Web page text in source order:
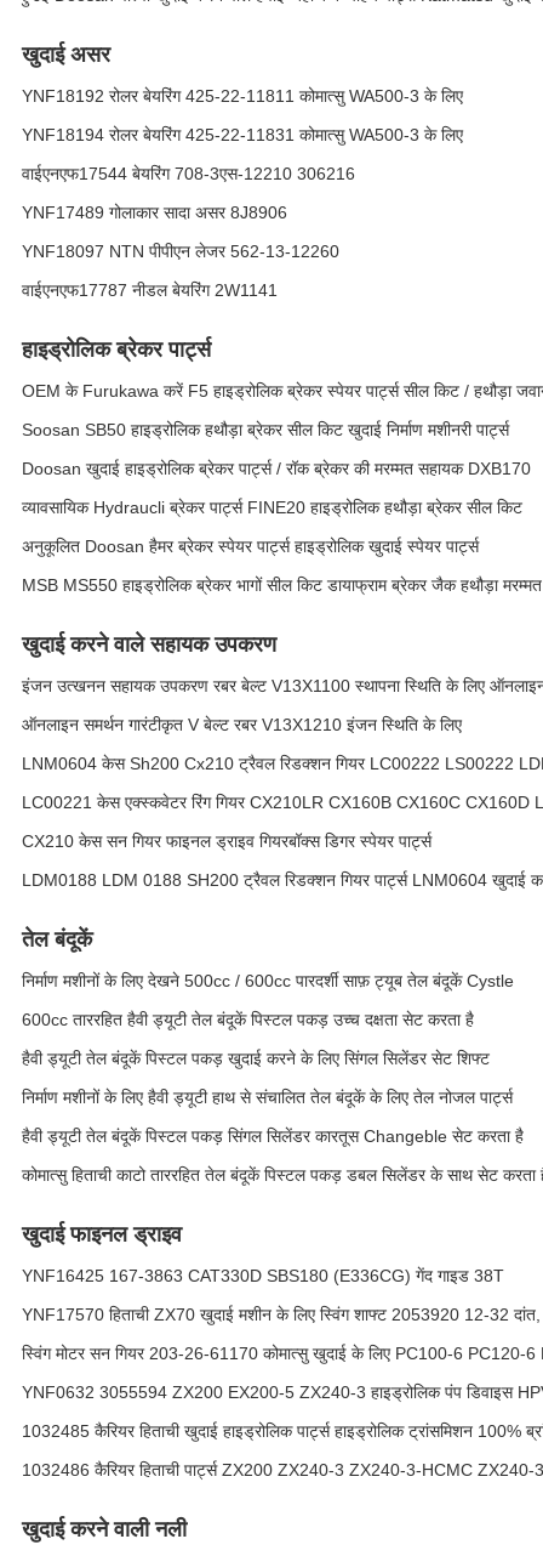
खुदाई असर
YNF18192 रोलर बेयरिंग 425-22-11811 कोमात्सु WA500-3 के लिए
YNF18194 रोलर बेयरिंग 425-22-11831 कोमात्सु WA500-3 के लिए
वाईएनएफ17544 बेयरिंग 708-3एस-12210 306216
YNF17489 गोलाकार सादा असर 8J8906
YNF18097 NTN पीपीएन लेजर 562-13-12260
वाईएनएफ17787 नीडल बेयरिंग 2W1141
हाइड्रोलिक ब्रेकर पार्ट्स
OEM के Furukawa करें F5 हाइड्रोलिक ब्रेकर स्पेयर पार्ट्स सील किट / हथौड़ा
Soosan SB50 हाइड्रोलिक हथौड़ा ब्रेकर सील किट खुदाई निर्माण मशीनरी पार्ट्स
Doosan खुदाई हाइड्रोलिक ब्रेकर पार्ट्स / रॉक ब्रेकर की मरम्मत सहायक DXB170
व्यावसायिक Hydraucli ब्रेकर पार्ट्स FINE20 हाइड्रोलिक हथौड़ा ब्रेकर सील किट
अनुकूलित Doosan हैमर ब्रेकर स्पेयर पार्ट्स हाइड्रोलिक खुदाई स्पेयर पार्ट्स
MSB MS550 हाइड्रोलिक ब्रेकर भागों सील किट डायाफ्राम ब्रेकर जैक हथौड़ा मरम्मत
खुदाई करने वाले सहायक उपकरण
इंजन उत्खनन सहायक उपकरण रबर बेल्ट V13X1100 स्थापना स्थिति के लिए
ऑनलाइन समर्थन गारंटीकृत V बेल्ट रबर V13X1210 इंजन स्थिति के लिए
LNM0604 केस Sh200 Cx210 ट्रैवल रिडक्शन गियर LC00222 LS00222
LC00221 केस एक्स्कवेटर रिंग गियर CX210LR CX160B CX160C
CX210 केस सन गियर फाइनल ड्राइव गियरबॉक्स डिगर स्पेयर पार्ट्स
LDM0188 LDM 0188 SH200 ट्रैवल रिडक्शन गियर पार्ट्स LNM0604 खुदाई
तेल बंदूकें
निर्माण मशीनों के लिए देखने 500cc / 600cc पारदर्शी साफ़ ट्यूब तेल बंदूकें Cystle
600cc ताररहित हैवी ड्यूटी तेल बंदूकें पिस्टल पकड़ उच्च दक्षता सेट करता है
हैवी ड्यूटी तेल बंदूकें पिस्टल पकड़ खुदाई करने के लिए सिंगल सिलेंडर सेट शिफ्ट
निर्माण मशीनों के लिए हैवी ड्यूटी हाथ से संचालित तेल बंदूकें के लिए तेल नोजल पार्ट्स
हैवी ड्यूटी तेल बंदूकें पिस्टल पकड़ सिंगल सिलेंडर कारतूस Changeble सेट करता है
कोमात्सु हिताची काटो ताररहित तेल बंदूकें पिस्टल पकड़ डबल सिलेंडर के साथ सेट करता
खुदाई फाइनल ड्राइव
YNF16425 167-3863 CAT330D SBS180 (E336CG) गेंद गाइड 38T
YNF17570 हिताची ZX70 खुदाई मशीन के लिए स्विंग शाफ्ट 2053920 12-32
स्विंग मोटर सन गियर 203-26-61170 कोमात्सु खुदाई के लिए PC100-6
YNF0632 3055594 ZX200 EX200-5 ZX240-3 हाइड्रोलिक पंप डिवाइस
1032485 कैरियर हिताची खुदाई हाइड्रोलिक पार्ट्स हाइड्रोलिक ट्रांसमिशन 100%
1032486 कैरियर हिताची पार्ट्स ZX200 ZX240-3 ZX240-3-HCMC
खुदाई करने वाली नली